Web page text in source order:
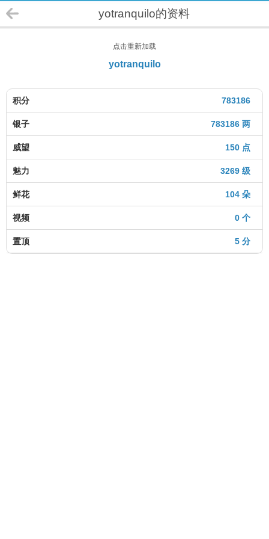
yotranquilo的资料
点击重新加载
yotranquilo
783186
积分
783186 两
银子
150 点
威望
3269 级
魅力
104 朵
鲜花
0 个
视频
5 分
置顶